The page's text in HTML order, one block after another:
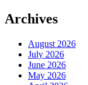
Archives
August 2026
July 2026
June 2026
May 2026